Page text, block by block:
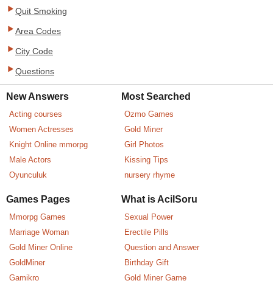
Quit Smoking
Area Codes
City Code
Questions
New Answers
Acting courses
Women Actresses
Knight Online mmorpg
Male Actors
Oyunculuk
Most Searched
Ozmo Games
Gold Miner
Girl Photos
Kissing Tips
nursery rhyme
Games Pages
Mmorpg Games
Marriage Woman
Gold Miner Online
GoldMiner
Gamikro
What is AcilSoru
Sexual Power
Erectile Pills
Question and Answer
Birthday Gift
Gold Miner Game